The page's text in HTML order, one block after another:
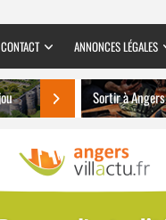
CONTACT ANNONCES LÉGALES
Sortir à Angers